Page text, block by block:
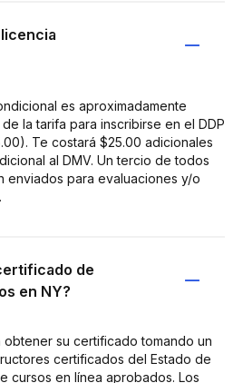
es aproximadamente
la tarifa para inscribirse en el DDP
Te costará $25.00 adicionales
al DMV. Un tercio de todos
enviados para evaluaciones y/o
de
en NY?
su certificado tomando un
certificados del Estado de
cursos en línea aprobados. Los